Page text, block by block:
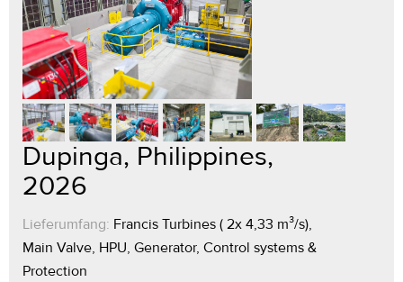
Dupinga, Philippines,
2026
Lieferumfang: Francis Turbines ( 2x 4,33 m³/s),
Main Valve, HPU, Generator, Control systems &
Protection